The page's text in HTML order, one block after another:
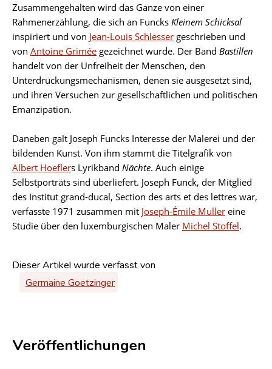
Zusammengehalten wird das Ganze von einer
Rahmenerzählung, die sich an Funcks Kleinem Schicksal
inspiriert und von Jean-Louis Schlesser geschrieben und
von Antoine Grimée gezeichnet wurde. Der Band Bastillen
handelt von der Unfreiheit der Menschen, den
Unterdrückungsmechanismen, denen sie ausgesetzt sind,
und ihren Versuchen zur gesellschaftlichen und politischen
Emanzipation.
Daneben galt Joseph Funcks Interesse der Malerei und der
bildenden Kunst. Von ihm stammt die Titelgrafik von
Albert Hoeflers Lyrikband Nächte. Auch einige
Selbstporträts sind überliefert. Joseph Funck, der Mitglied
des Institut grand-ducal, Section des arts et des lettres war,
verfasste 1971 zusammen mit Joseph-Émile Muller eine
Studie über den luxemburgischen Maler Michel Stoffel.
Dieser Artikel wurde verfasst von
Germaine Goetzinger
Veröffentlichungen